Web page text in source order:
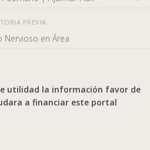
PREVIA
Nervioso en Área
utilidad la información favor de
a financiar este portal